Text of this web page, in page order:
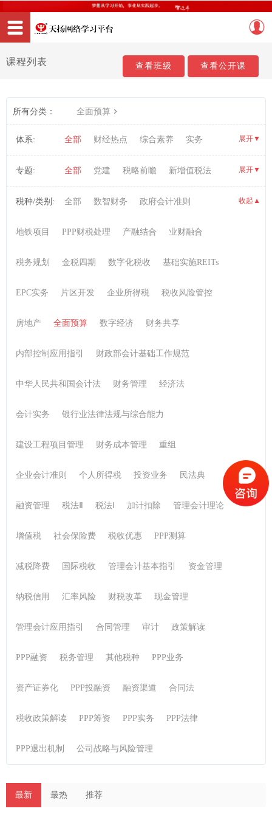
课程列表 查看班级 查看公开课
所有分类： 全面预算
展开▼
体系: 全部 财经热点 综合素养 实务
职业资格考试 展开▼
专题: 全部 党建 税略前瞻 新增值税法
AI数智税务实战 信息技术 研发项目管理
财务会计 PPP实务 投融资 税收实务
内部控制与风险管理 管理会计 会计信息化
政策解读 法律法规 中级会计
银行业专业人员职业资格考试 一级建造师
注册会计师 会计职业道德 税务师 初级会计实务
收起 ▼
税种/类别: 全部 数智财务 政府会计准则
地铁项目 PPP财税处理 产融结合 业财融合
税务规划 金税四期 数字化税收 基础实施REITs
EPC实务 片区开发 企业所得税 税收风险管控
房地产 全面预算 数字经济 财务共享
内部控制应用指引 财政部会计基础工作规范
中华人民共和国会计法 财务管理 经济法
会计实务 银行业法律法规与综合能力
建设工程项目管理 财务成本管理 重组
企业会计准则 个人所得税 投资业务 民法典
融资管理 税法Ⅱ 税法Ⅰ 加计扣除 管理会计理论
增值税 社会保险费 税收优惠 PPP测算
减税降费 国际税收 管理会计基本指引 资金管理
纳税信用 汇率风险 财税改革 现金管理
管理会计应用指引 合同管理 审计 政策解读
PPP融资 税务管理 其他税种 PPP业务
资产证券化 PPP投融资 融资渠道 合同法
税收政策解读 PPP筹资 PPP实务 PPP法律
PPP退出机制 公司战略与风险管理
最新 最热 推荐